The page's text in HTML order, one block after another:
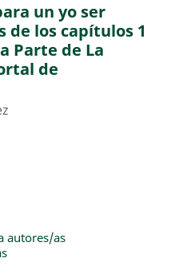
un yo ser
de los capítulos 1
Parte de La
de
autores/as